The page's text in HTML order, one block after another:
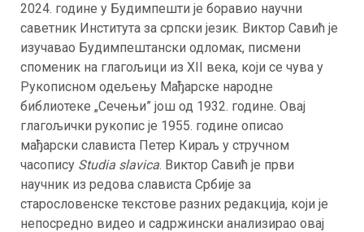
2024. године у Будимпешти је боравио научни
саветник Института за српски језик. Виктор Савић је
изучавао Будимпештански одломак, писмени
споменик на глагољици из XII века, који се чува у
Рукописном одељењу Мађарске народне
библиотеке „Сечењи” још од 1932. године. Овај
глагољички рукопис је 1955. године описао
мађарски слависта Петер Кираљ у стручном
часопису Studia slavica. Виктор Савић је први
научник из редова слависта Србије за
старословенске текстове разних редакција, који je
непосредно видео и садржински анализирао овај